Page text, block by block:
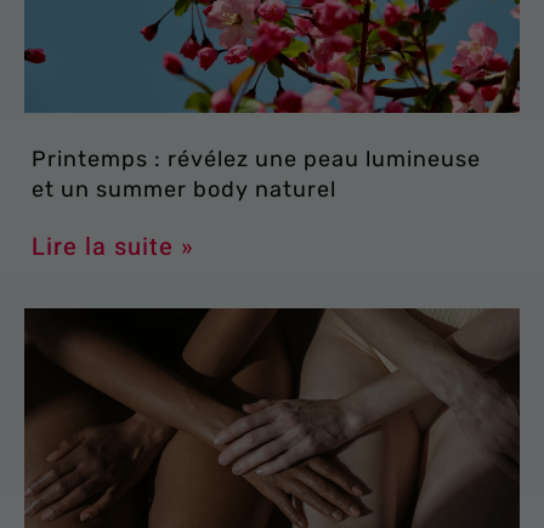
Printemps : révélez une peau lumineuse
et un summer body naturel
Lire la suite »